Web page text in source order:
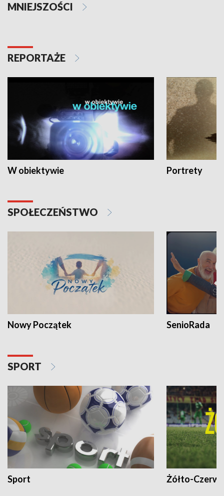
MNIEJSZOŚCI
REPORTAŻE
W obiektywie Portrety
SPOŁECZEŃSTWO
Nowy Początek SenioRada
SPORT
Sport Żółto-